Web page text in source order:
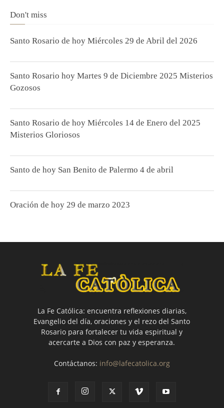
Don't miss
Santo Rosario de hoy Miércoles 29 de Abril del 2026
Santo Rosario hoy Martes 9 de Diciembre 2025 Misterios
Gozosos
Santo Rosario de hoy Miércoles 14 de Enero del 2025
Misterios Gloriosos
Santo de hoy San Benito de Palermo 4 de abril
Oración de hoy 29 de marzo 2023
La Fe Católica: encuentra reflexiones diarias,
Evangelio del día, oraciones y el rezo del Santo
Rosario para fortalecer tu vida espiritual y
acercarte a Dios con paz y esperanza.
Contáctanos: info@lafecatolica.org